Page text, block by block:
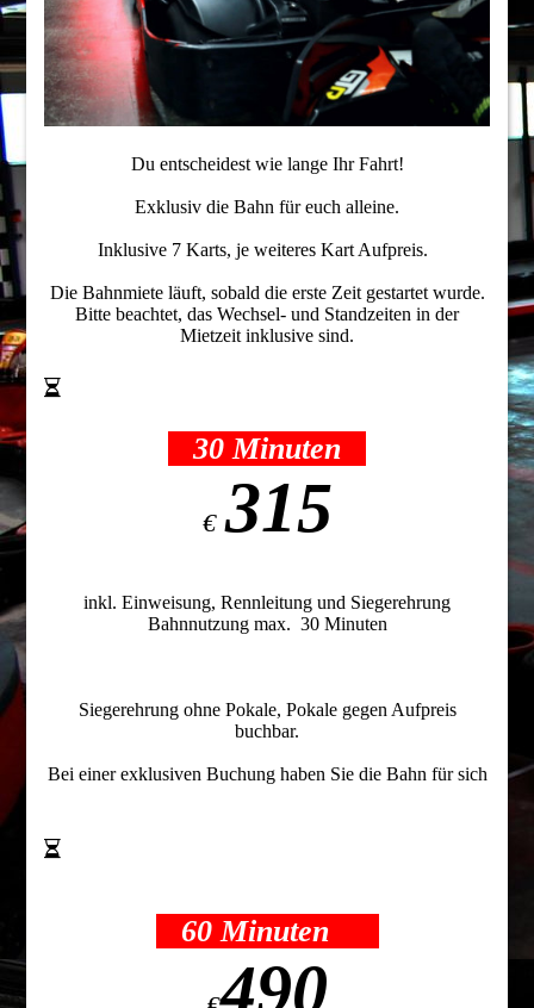
Du entscheidest wie lange Ihr Fahrt!
Exklusiv die Bahn für euch alleine.
Inklusive 7 Karts, je weiteres Kart Aufpreis.
Die Bahnmiete läuft, sobald die erste Zeit gestartet wurde.
Bitte beachtet, das Wechsel- und Standzeiten in der
Mietzeit inklusive sind.
30 Minuten
€ 315
inkl. Einweisung, Rennleitung und Siegerehrung
Bahnnutzung max. 30 Minuten
Siegerehrung ohne Pokale, Pokale gegen Aufpreis
buchbar.
Bei einer exklusiven Buchung haben Sie die Bahn für sich
60 Minuten
490